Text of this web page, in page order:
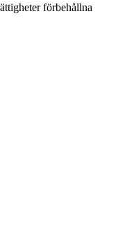
förbehållna